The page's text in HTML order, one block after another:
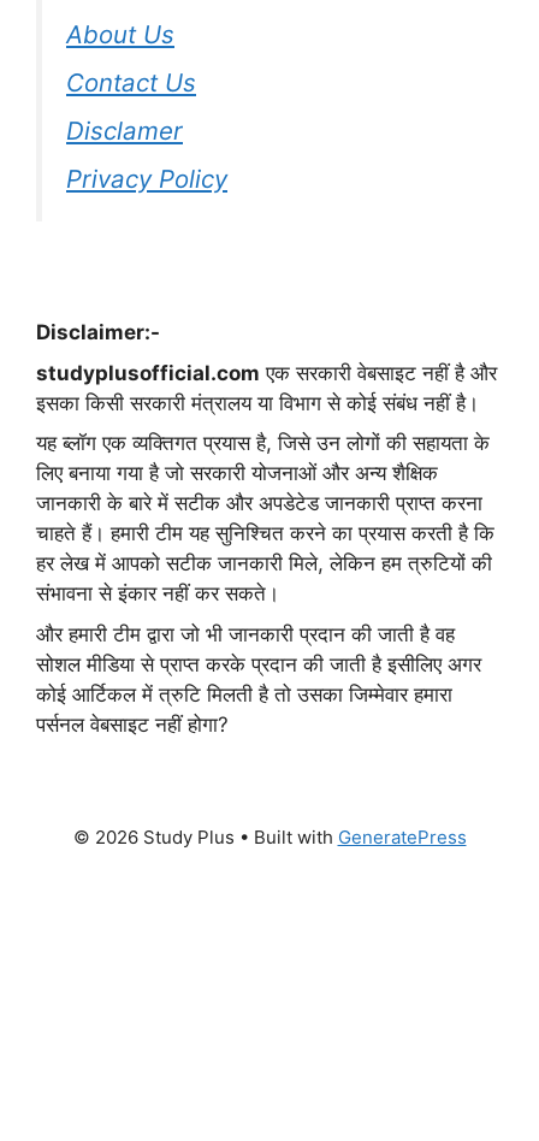
About Us
Contact Us
Disclamer
Privacy Policy
Disclaimer:-
studyplusofficial.com एक सरकारी वेबसाइट नहीं है और
इसका किसी सरकारी मंत्रालय या विभाग से कोई संबंध नहीं है।
यह ब्लॉग एक व्यक्तिगत प्रयास है, जिसे उन लोगों की सहायता के
लिए बनाया गया है जो सरकारी योजनाओं और अन्य शैक्षिक
जानकारी के बारे में सटीक और अपडेटेड जानकारी प्राप्त करना
चाहते हैं। हमारी टीम यह सुनिश्चित करने का प्रयास करती है कि
हर लेख में आपको सटीक जानकारी मिले, लेकिन हम त्रुटियों की
संभावना से इंकार नहीं कर सकते।
और हमारी टीम द्वारा जो भी जानकारी प्रदान की जाती है वह
सोशल मीडिया से प्राप्त करके प्रदान की जाती है इसीलिए अगर
कोई आर्टिकल में त्रुटि मिलती है तो उसका जिम्मेवार हमारा
पर्सनल वेबसाइट नहीं होगा?
© 2026 Study Plus • Built with GeneratePress